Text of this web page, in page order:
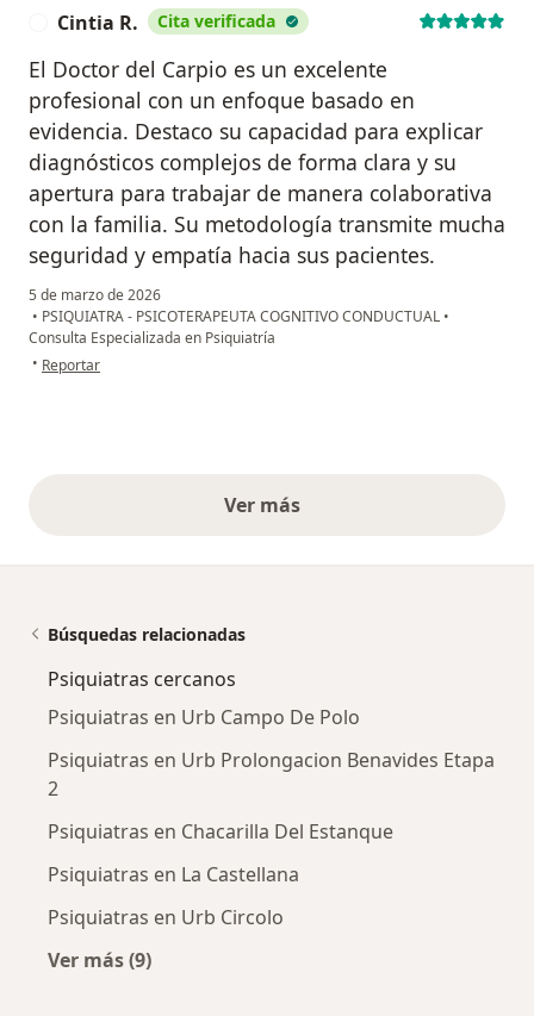
Cintia R. Cita verificada
El Doctor del Carpio es un excelente
profesional con un enfoque basado en
evidencia. Destaco su capacidad para explicar
diagnósticos complejos de forma clara y su
apertura para trabajar de manera colaborativa
con la familia. Su metodología transmite mucha
seguridad y empatía hacia sus pacientes.
5 de marzo de 2026
• PSIQUIATRA - PSICOTERAPEUTA COGNITIVO CONDUCTUAL •
Consulta Especializada en Psiquiatría
• en opinión del usuario Cintia R.
Reportar
Ver másopiniones anteriores
Búsquedas relacionadas
Psiquiatras cercanos
Psiquiatras en Urb Campo De Polo
Psiquiatras en Urb Prolongacion Benavides Etapa
2
Psiquiatras en Chacarilla Del Estanque
Psiquiatras en La Castellana
Psiquiatras en Urb Circolo
Ver más (9)